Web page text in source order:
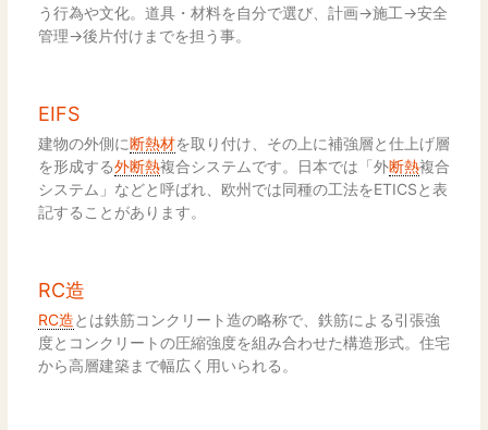
う行為や文化。道具・材料を自分で選び、計画→施工→安全
管理→後片付けまでを担う事。
EIFS
建物の外側に断熱材を取り付け、その上に補強層と仕上げ層
を形成する外断熱複合システムです。日本では「外断熱複合
システム」などと呼ばれ、欧州では同種の工法をETICSと表
記することがあります。
RC造
RC造とは鉄筋コンクリート造の略称で、鉄筋による引張強
度とコンクリートの圧縮強度を組み合わせた構造形式。住宅
から高層建築まで幅広く用いられる。